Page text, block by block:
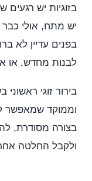
בזוגיות יש
יש מתח, אולי כבר
בפנים עדיין לא
לבנות מחדש, או
בירור זוגי
וממוקד שמאפשר
בצורה מסודרת,
ולקבל החלטה